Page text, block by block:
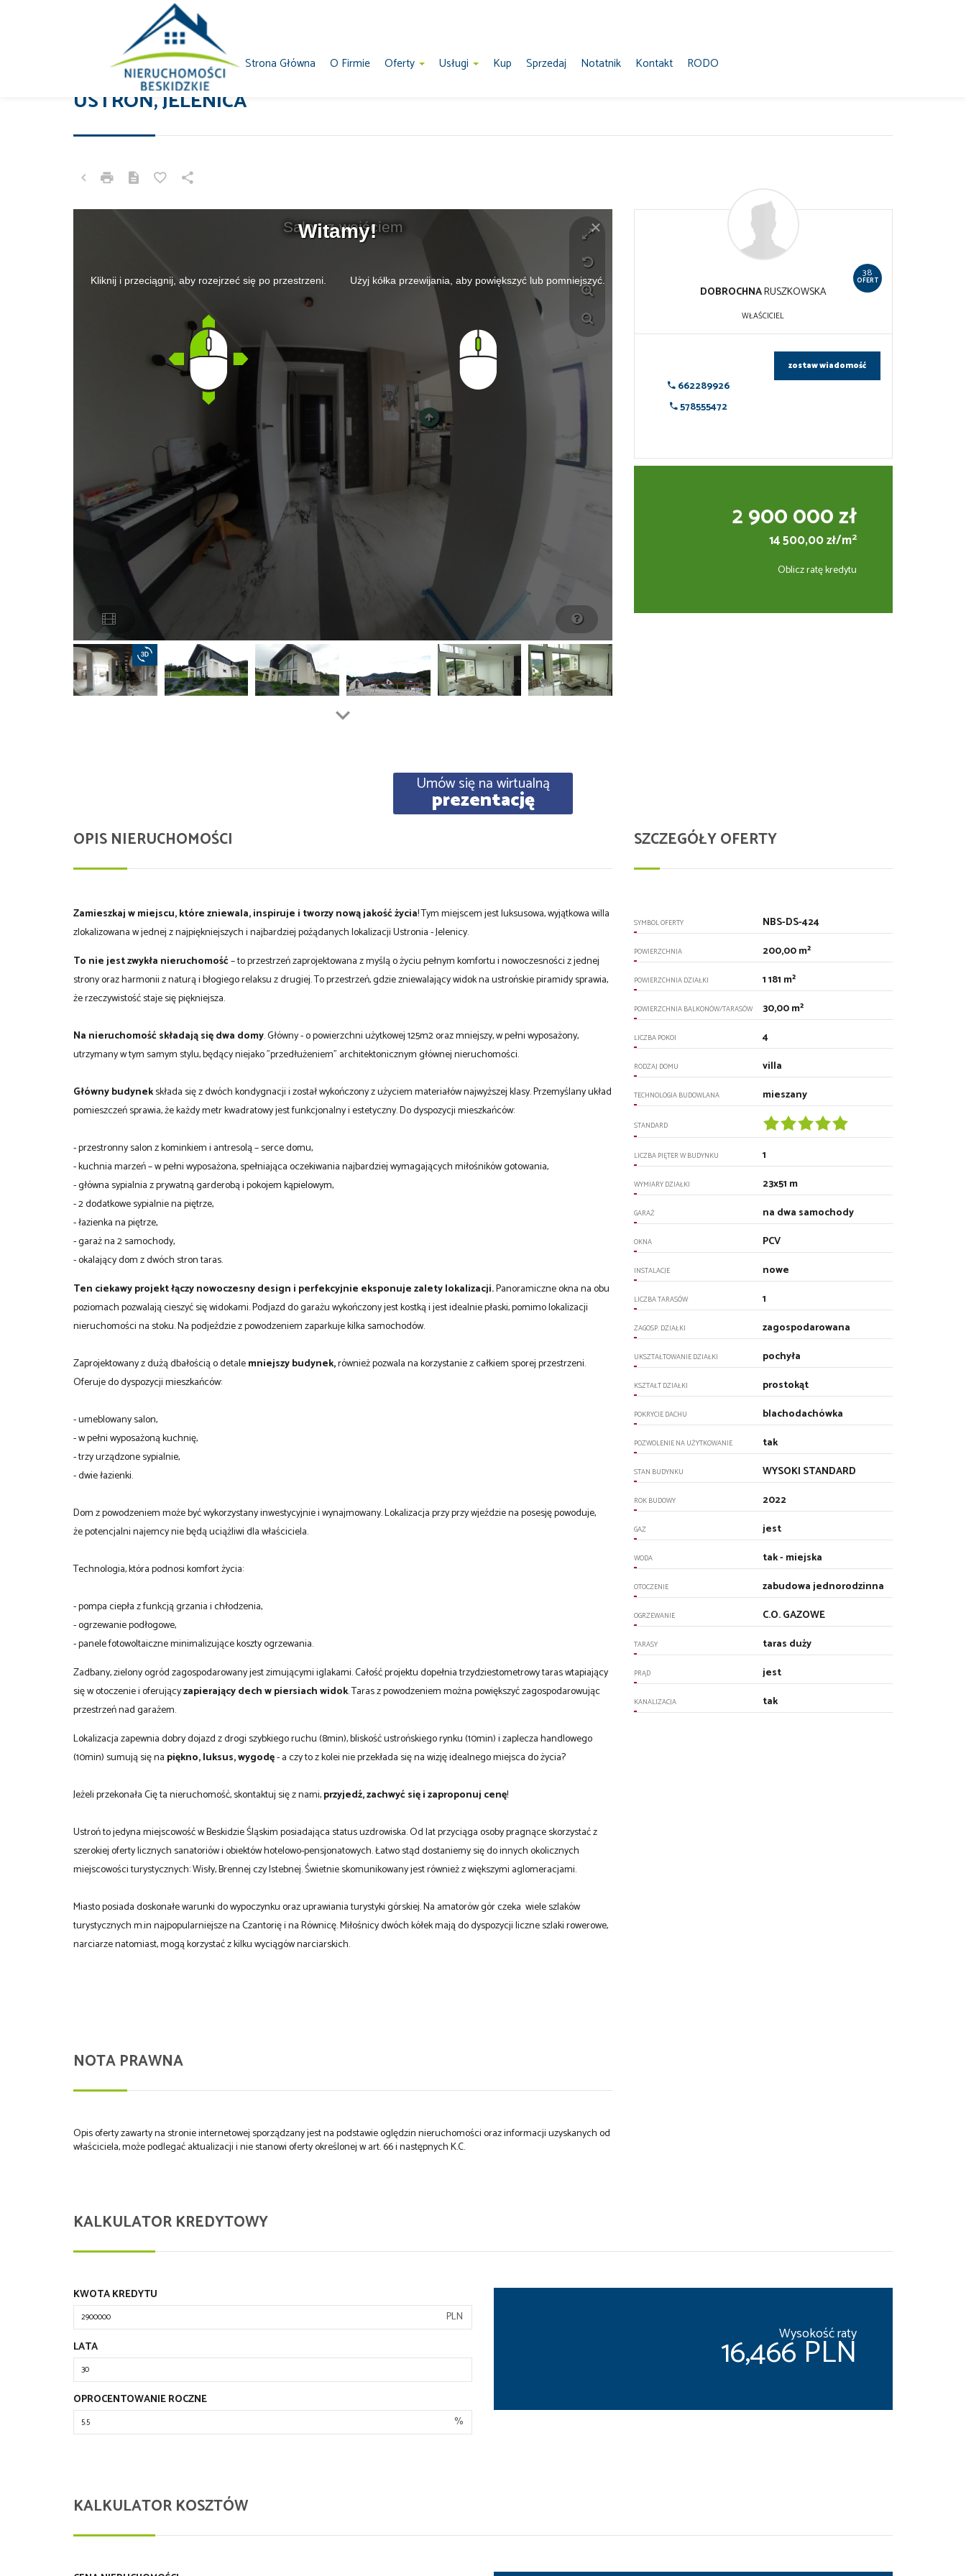
Strona Główna O Firmie Oferty Usługi Kup Sprzedaj Notatnik Kontakt RODO
USTROŃ, JELENICA
DOM NA SPRZEDAŻ
38
OFERT
DOBROCHNARUSZKOWSKA
WŁAŚCICIEL
662289926
578555472
zostaw wiadomość
2 900 000 zł
14 500,00 zł/m2
Oblicz ratę kredytu
Umów się na wirtualną
prezentację
OPIS NIERUCHOMOŚCI
Zamieszkaj w miejscu, które zniewala, inspiruje i tworzy nową jakość życia! Tym miejscem jest luksusowa, wyjątkowa willa
zlokalizowana w jednej z najpiękniejszych i najbardziej pożądanych lokalizacji Ustronia - Jelenicy.
To nie jest zwykła nieruchomość– to przestrzeń zaprojektowana z myślą o życiu pełnym komfortu i nowoczesności z jednej
strony oraz harmonii z naturą i błogiego relaksu z drugiej. To przestrzeń, gdzie zniewalający widok na ustrońskie piramidy sprawia,
że rzeczywistość staje się piękniejsza.
Na nieruchomość składają się dwa domy. Główny - o powierzchni użytkowej 125m2 oraz mniejszy, w pełni wyposażony,
utrzymany w tym samym stylu, będący niejako "przedłużeniem" architektonicznym głównej nieruchomości.
Główny budynekskłada się z dwóch kondygnacji i został wykończony z użyciem materiałów najwyższej klasy. Przemyślany układ
pomieszczeń sprawia, że każdy metr kwadratowy jest funkcjonalny i estetyczny. Do dyspozycji mieszkańców:
- przestronny salon z kominkiem i antresolą – serce domu,
- kuchnia marzeń – w pełni wyposażona, spełniająca oczekiwania najbardziej wymagających miłośników gotowania,
- główna sypialnia z prywatną garderobą i pokojem kąpielowym,
- 2 dodatkowe sypialnie na piętrze,
- łazienka na piętrze,
-garaż na 2 samochody,
- okalający dom z dwóch stron taras.
Ten ciekawy projekt łączy nowoczesny design i perfekcyjnie eksponuje zalety lokalizacji.Panoramiczne okna na obu
poziomach pozwalają cieszyć się widokami. Podjazd do garażu wykończony jest kostką i jest idealnie płaski, pomimo lokalizacji
nieruchomości na stoku. Na podjeździe z powodzeniem zaparkuje kilka samochodów.
Zaprojektowany z dużą dbałością o detalemniejszy budynek,również pozwala na korzystanie z całkiem sporej przestrzeni.
Oferuje do dyspozycji mieszkańców:
- umeblowany salon,
- w pełni wyposażoną kuchnię,
- trzy urządzone sypialnie,
- dwie łazienki.
Dom z powodzeniem może być wykorzystany inwestycyjnie i wynajmowany. Lokalizacja przy przy wjeździe na posesję powoduje,
że potencjalni najemcy nie będą uciążliwi dla właściciela.
Technologia, która podnosi komfort życia:
- pompa ciepła z funkcją grzania i chłodzenia,
- ogrzewanie podłogowe,
- panele fotowoltaiczne minimalizujące koszty ogrzewania.
Zadbany, zielony ogród zagospodarowany jest zimującymi iglakami. Całość projektu dopełnia trzydziestometrowy taras wtapiający
się w otoczenie i oferującyzapierający dech w piersiach widok. Taras z powodzeniem można powiększyć zagospodarowując
przestrzeń nad garażem.
Lokalizacja zapewnia dobry dojazd z drogi szybkiego ruchu (8min), bliskość ustrońskiego rynku (10min) i zaplecza handlowego
(10min) sumują się na piękno, luksus, wygodę- a czy to z kolei nie przekłada się na wizję idealnego miejsca do życia?
Jeżeli przekonała Cię ta nieruchomość, skontaktuj się z nami,przyjedź, zachwyć się i zaproponuj cenę!
Ustroń to jedyna miejscowość w Beskidzie Śląskim posiadająca status uzdrowiska. Od lat przyciąga osoby pragnące skorzystać z
szerokiej oferty licznych sanatoriów i obiektów hotelowo-pensjonatowych. Łatwo stąd dostaniemy się do innych okolicznych
miejscowości turystycznych: Wisły, Brennej czy Istebnej. Świetnie skomunikowany jest również z większymi aglomeracjami.
Miasto posiada doskonałe warunki do wypoczynku oraz uprawiania turystyki górskiej. Na amatorów gór czeka wiele szlaków
turystycznych m.in najpopularniejsze na Czantorię i na Równicę. Miłośnicy dwóch kółek mają do dyspozycji liczne szlaki rowerowe,
narciarze natomiast, mogą korzystać z kilku wyciągów narciarskich.
NOTA PRAWNA
Opis oferty zawarty na stronie internetowej sporządzany jest na podstawie oględzin nieruchomości oraz informacji uzyskanych od
właściciela, może podlegać aktualizacji i nie stanowi oferty określonej w art. 66 i następnych K.C.
SZCZEGÓŁY OFERTY
SYMBOL OFERTY NBS-DS-424
POWIERZCHNIA 200,00 m²
POWIERZCHNIA DZIAŁKI 1 181 m²
POWIERZCHNIA BALKONÓW/TARASÓW 30,00 m²
LICZBA POKOI 4
RODZAJ DOMU villa
TECHNOLOGIA BUDOWLANA mieszany
STANDARD
LICZBA PIĘTER W BUDYNKU 1
WYMIARY DZIAŁKI 23x51 m
GARAŻ na dwa samochody
OKNA PCV
INSTALACJE nowe
LICZBA TARASÓW 1
ZAGOSP. DZIAŁKI zagospodarowana
UKSZTAŁTOWANIE DZIAŁKI pochyła
KSZTAŁT DZIAŁKI prostokąt
POKRYCIE DACHU blachodachówka
POZWOLENIE NA UŻYTKOWANIE tak
STAN BUDYNKU WYSOKI STANDARD
ROK BUDOWY 2022
GAZ jest
WODA tak - miejska
OTOCZENIE zabudowa jednorodzinna
OGRZEWANIE C.O. GAZOWE
TARASY taras duży
PRĄD jest
KANALIZACJA tak
KALKULATOR KREDYTOWY
KWOTA KREDYTU
PLN
LATA
OPROCENTOWANIE ROCZNE
%
Wysokość raty
16,466 PLN
KALKULATOR KOSZTÓW